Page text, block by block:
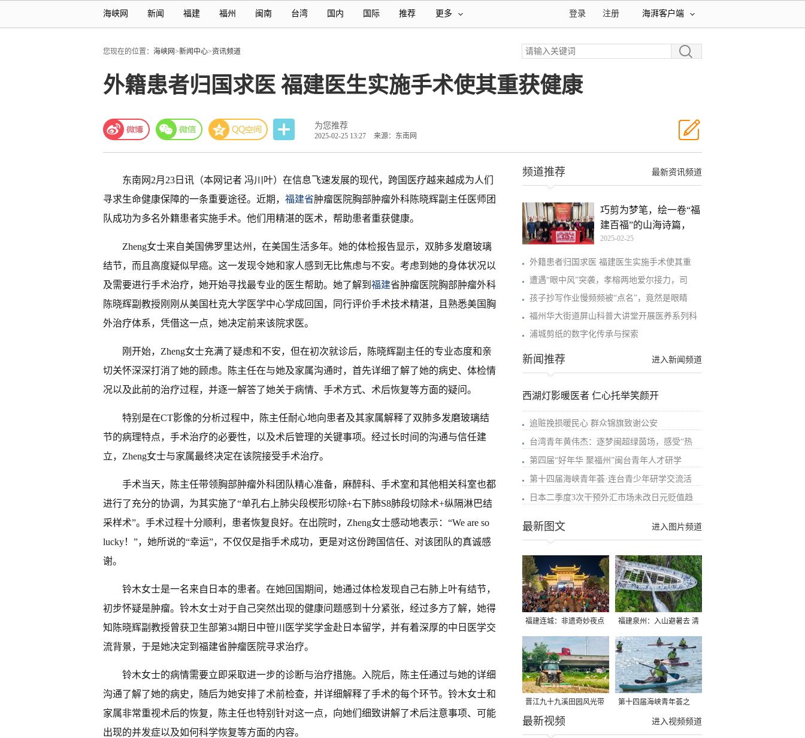
海峡网 新闻 福建 福州 闽南 台湾 国内 国际 推荐 更多 海湃客户端
注册
登录
您现在的位置： 海峡网>新闻中心>资讯频道
外籍患者归国求医 福建医生实施手术使其重获健康
为您推荐
2025-02-25 13:27 来源：东南网
东南网2月23日讯（本网记者 冯川叶）在信息飞速发展的现代，跨国医疗越来越成为人们
寻求生命健康保障的一条重要途径。近期， 福建省肿瘤医院胸部肿瘤外科陈晓辉副主任医师团
队成功为多名外籍患者实施手术。他们用精湛的医术，帮助患者重获健康。
Zheng女士来自美国佛罗里达州，在美国生活多年。她的体检报告显示，双肺多发磨玻璃
结节，而且高度疑似早癌。这一发现令她和家人感到无比焦虑与不安。考虑到她的身体状况以
及需要进行手术治疗，她开始寻找最专业的医生帮助。她了解到 福建省肿瘤医院胸部肿瘤外科
陈晓辉副教授刚刚从美国杜克大学医学中心学成回国，同行评价手术技术精湛，且熟悉美国胸
外治疗体系，凭借这一点，她决定前来该院求医。
刚开始，Zheng女士充满了疑虑和不安，但在初次就诊后，陈晓辉副主任的专业态度和亲
切关怀深深打消了她的顾虑。陈主任在与她及家属沟通时，首先详细了解了她的病史、体检情
况以及此前的治疗过程，并逐一解答了她关于病情、手术方式、术后恢复等方面的疑问。
特别是在CT影像的分析过程中，陈主任耐心地向患者及其家属解释了双肺多发磨玻璃结
节的病理特点，手术治疗的必要性，以及术后管理的关键事项。经过长时间的沟通与信任建
立，Zheng女士与家属最终决定在该院接受手术治疗。
手术当天，陈主任带领胸部肿瘤外科团队精心准备，麻醉科、手术室和其他相关科室也都
进行了充分的协调，为其实施了“单孔右上肺尖段楔形切除+右下肺S8肺段切除术+纵隔淋巴结
采样术”。手术过程十分顺利，患者恢复良好。在出院时，Zheng女士感动地表示：“We are so
lucky！”，她所说的“幸运”，不仅仅是指手术成功，更是对这份跨国信任、对该团队的真诚感
谢。
铃木女士是一名来自日本的患者。在她回国期间，她通过体检发现自己右肺上叶有结节，
初步怀疑是肿瘤。铃木女士对于自己突然出现的健康问题感到十分紧张，经过多方了解，她得
知陈晓辉副教授曾获卫生部第34期日中笹川医学奖学金赴日本留学，并有着深厚的中日医学交
流背景，于是她决定到福建省肿瘤医院寻求治疗。
铃木女士的病情需要立即采取进一步的诊断与治疗措施。入院后，陈主任通过与她的详细
沟通了解了她的病史，随后为她安排了术前检查，并详细解释了手术的每个环节。铃木女士和
家属非常重视术后的恢复，陈主任也特别针对这一点，向她们细致讲解了术后注意事项、可能
出现的并发症以及如何科学恢复等方面的内容。
最新资讯频道
频道推荐
巧剪为梦笔，绘一卷“福
建百福”的山海诗篇，
2025-02-25
外籍患者归国求医 福建医生实施手术使其重
遭遇“眼中风”突袭，孝榕两地爱尔接力，司
孩子抄写作业慢频频被“点名”，竟然是眼睛
福州华大街道屏山科普大讲堂开展医养系列科
浦城剪纸的数字化传承与探索
进入新闻频道
新闻推荐
西湖灯影暖医者 仁心托举笑颜开
追赃挽损暖民心 群众锦旗致谢公安
台湾青年黄伟杰：逐梦闽超绿茵场，感受“热
第四届“好年华 聚福州”闽台青年人才研学
第十四届海峡青年荟·连台青少年研学交流活
日本二季度3次干预外汇市场未改日元贬值趋
进入图片频道
最新图文
福建连城：非遗奇妙夜点
亮夏夜
福建泉州：入山避暑去 清
凉好惬意
晋江九十九溪田园风光带
千亩早稻迎来成熟收割季
第十四届海峡青年荟之
2026榕台青年大学生水上
进入视频频道
最新视频